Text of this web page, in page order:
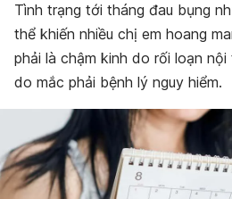
Tình trạng tới tháng đau bụng
thể khiến nhiều chị em hoang
phải là chậm kinh do rối loạn
do mắc phải bệnh lý nguy hiểm.